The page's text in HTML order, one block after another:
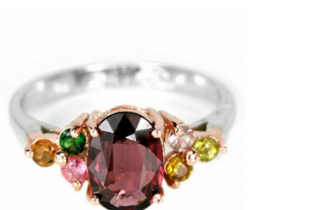
Dans mon panier
APERÇU RAPIDE